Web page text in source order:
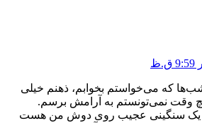
که می‌خواستم بخوابم، ذهنم خیلی
وقت نمی‌تونستم به آرامش برسم.
یک سنگینی عجیب روی دوش من هست